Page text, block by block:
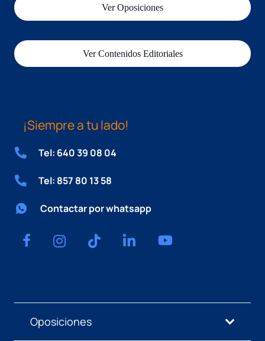
Ver Oposiciones
Ver Contenidos Editoriales
¡Siempre a tu lado!
Tel: 640 39 08 04
Tel: 857 80 13 58
Contactar por whatsapp
Oposiciones